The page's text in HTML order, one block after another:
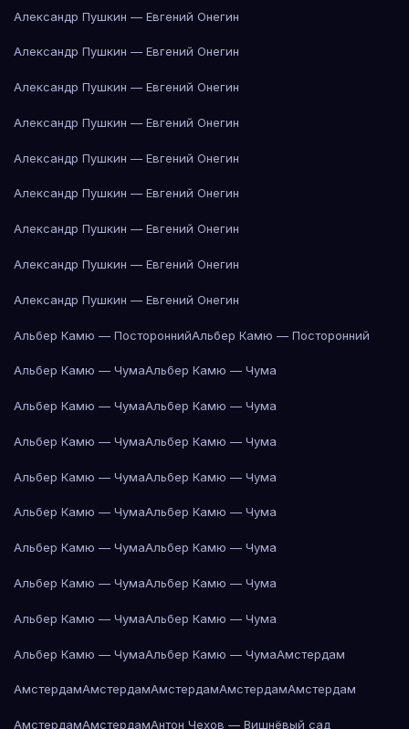
Александр Пушкин — Евгений Онегин
Александр Пушкин — Евгений Онегин
Александр Пушкин — Евгений Онегин
Александр Пушкин — Евгений Онегин
Александр Пушкин — Евгений Онегин
Александр Пушкин — Евгений Онегин
Александр Пушкин — Евгений Онегин
Александр Пушкин — Евгений Онегин
Александр Пушкин — Евгений Онегин
Альбер Камю — ПостороннийАльбер Камю — Посторонний
Альбер Камю — ЧумаАльбер Камю — Чума
Альбер Камю — ЧумаАльбер Камю — Чума
Альбер Камю — ЧумаАльбер Камю — Чума
Альбер Камю — ЧумаАльбер Камю — Чума
Альбер Камю — ЧумаАльбер Камю — Чума
Альбер Камю — ЧумаАльбер Камю — Чума
Альбер Камю — ЧумаАльбер Камю — Чума
Альбер Камю — ЧумаАльбер Камю — Чума
Альбер Камю — ЧумаАльбер Камю — ЧумаАмстердам
АмстердамАмстердамАмстердамАмстердамАмстердам
АмстердамАмстердамАнтон Чехов — Вишнёвый сад